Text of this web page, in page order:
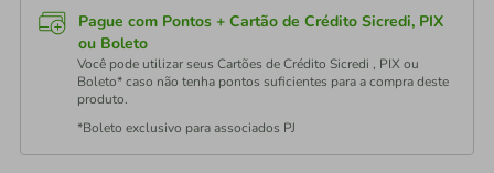
Pague com Pontos + Cartão de Crédito Sicredi, PIX
ou Boleto
Você pode utilizar seus Cartões de Crédito Sicredi , PIX ou
Boleto* caso não tenha pontos suficientes para a compra deste
produto.
*Boleto exclusivo para associados PJ